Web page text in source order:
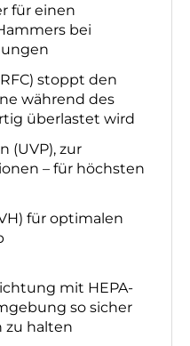
für einen
bei
stoppt den
während des
überlastet wird
(UVP), zur
– für höchsten
für optimalen
mit HEPA-
so sicher
zu halten